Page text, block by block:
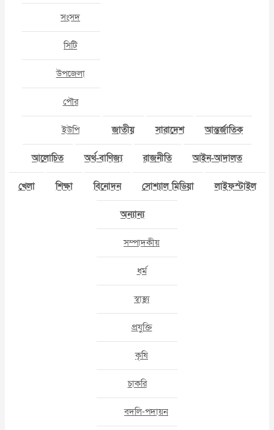
সংসদ
সিটি
উপজেলা
পৌর
ইউপি জাতীয় সারাদেশ আন্তর্জাতিক
আলোচিত অর্থ-বাণিজ্য রাজনীতি আইন-আদালত
খেলা শিক্ষা বিনোদন সোশ্যাল মিডিয়া লাইফস্টাইল
অন্যান্য
সম্পাদকীয়
ধর্ম
স্বাস্থ্য
প্রযুক্তি
কৃষি
চাকরি
বদলি-পদায়ন